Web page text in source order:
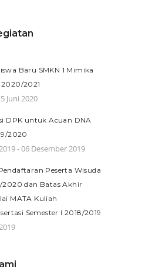
Baru SMKN 1 Mimika
2021
Juni 2020
DPK untuk Acuan DNA
2020
- 06 Desember 2019
Peserta Wisuda
2020 dan Batas Akhir
MATA Kuliah
Semester I 2018/2019